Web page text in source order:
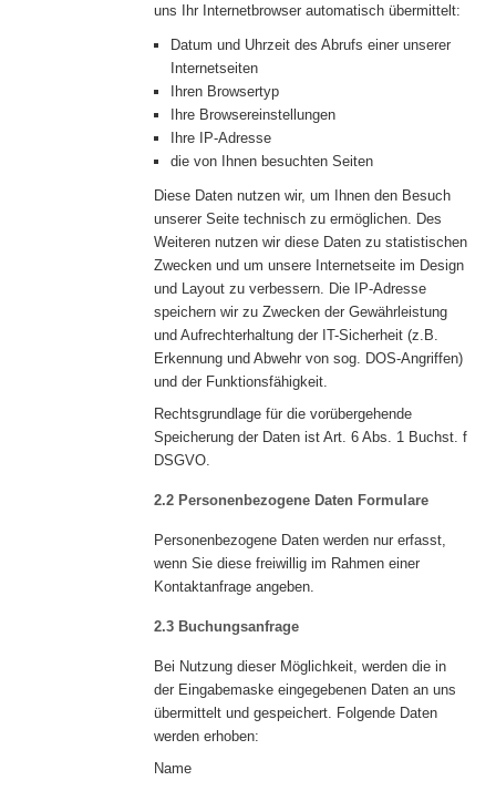
uns Ihr Internetbrowser automatisch übermittelt:
Datum und Uhrzeit des Abrufs einer unserer
Internetseiten
Ihren Browsertyp
Ihre Browsereinstellungen
Ihre IP-Adresse
die von Ihnen besuchten Seiten
Diese Daten nutzen wir, um Ihnen den Besuch
unserer Seite technisch zu ermöglichen. Des
Weiteren nutzen wir diese Daten zu statistischen
Zwecken und um unsere Internetseite im Design
und Layout zu verbessern. Die IP-Adresse
speichern wir zu Zwecken der Gewährleistung
und Aufrechterhaltung der IT-Sicherheit (z.B.
Erkennung und Abwehr von sog. DOS-Angriffen)
und der Funktionsfähigkeit.
Rechtsgrundlage für die vorübergehende
Speicherung der Daten ist Art. 6 Abs. 1 Buchst. f
DSGVO.
2.2 Personenbezogene Daten Formulare
Personenbezogene Daten werden nur erfasst,
wenn Sie diese freiwillig im Rahmen einer
Kontaktanfrage angeben.
2.3 Buchungsanfrage
Bei Nutzung dieser Möglichkeit, werden die in
der Eingabemaske eingegebenen Daten an uns
übermittelt und gespeichert. Folgende Daten
werden erhoben:
Name